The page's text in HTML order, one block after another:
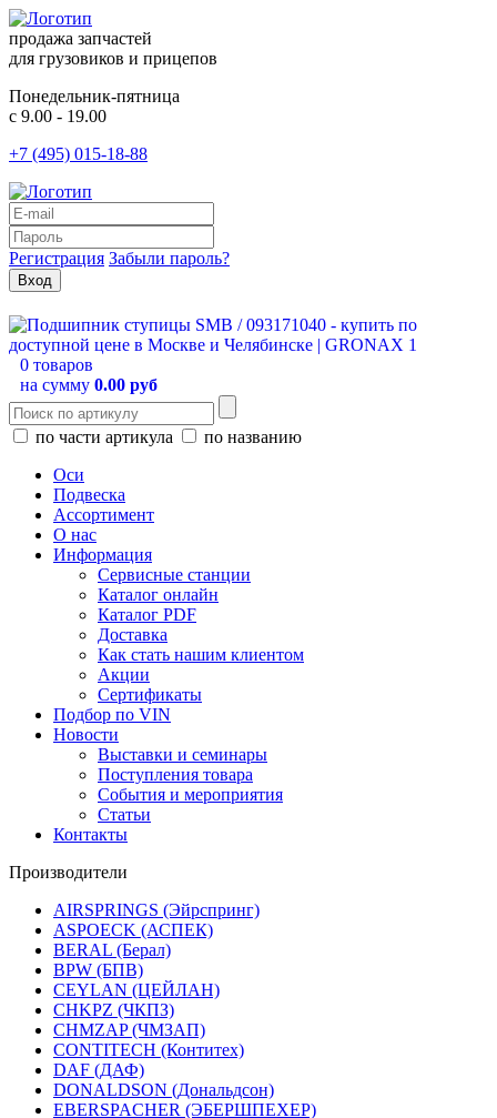
продажа запчастей
для грузовиков и прицепов
Понедельник-пятница
с 9.00 - 19.00
+7 (495) 015-18-88
Регистрация Забыли пароль?
0 товаров
на сумму 0.00 руб
по части артикула
по названию
Оси
Подвеска
Ассортимент
О нас
Информация
Сервисные станции
Каталог онлайн
Каталог PDF
Доставка
Как стать нашим клиентом
Акции
Сертификаты
Подбор по VIN
Новости
Выставки и семинары
Поступления товара
События и мероприятия
Статьи
Контакты
Производители
AIRSPRINGS (Эйрспринг)
ASPOECK (АСПЕК)
BERAL (Берал)
BPW (БПВ)
CEYLAN (ЦЕЙЛАН)
CHKPZ (ЧКПЗ)
CHMZAP (ЧМЗАП)
CONTITECH (Контитех)
DAF (ДАФ)
DONALDSON (Дональдсон)
EBERSPACHER (ЭБЕРШПЕХЕР)